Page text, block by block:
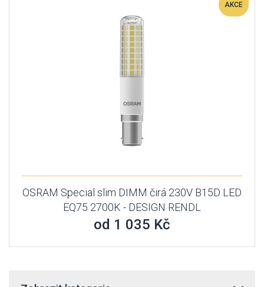
AKCE
OSRAM Special slim DIMM čirá 230V B15D LED
EQ75 2700K - DESIGN RENDL
od 1 035 Kč